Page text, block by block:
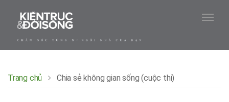
Trang chủ Chia sẻ không gian sống (cuộc thi)